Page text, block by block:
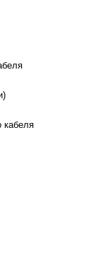
кабеля